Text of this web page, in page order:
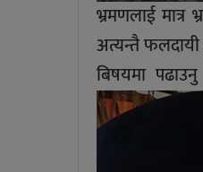
भ्रमणलाई
अत्यन्तै फलदायी
बिषयमा